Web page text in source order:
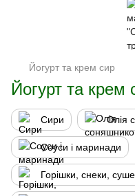
Йогурт та крем сир
Йогурт та крем
Сири Олія
Соуси і маринади
Горішки, снеки,